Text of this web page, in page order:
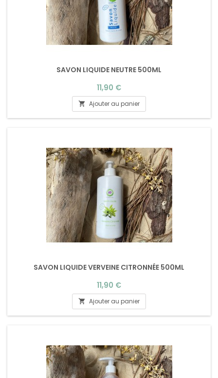
SAVON LIQUIDE NEUTRE 500ML
Prix
11,90 €
 Ajouter au panier
SAVON LIQUIDE VERVEINE CITRONNÉE 500ML
Prix
11,90 €
 Ajouter au panier